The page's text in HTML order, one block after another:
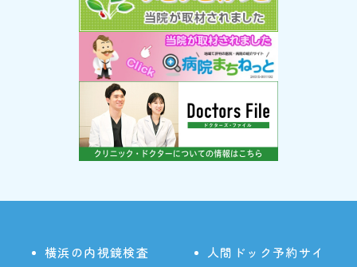
横浜の内視鏡検査
人間ドック予約サイ